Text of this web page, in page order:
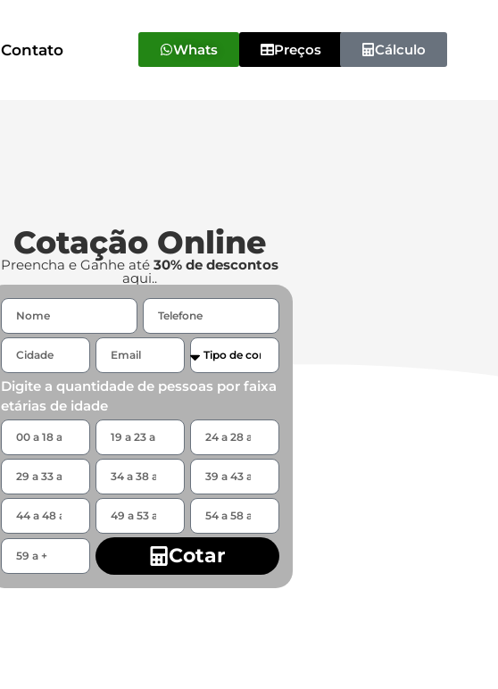
Contato Whats Preços Cálculo
Cotação Online
Preencha e Ganhe até30% de descontos
aqui..
Digite a quantidade de pessoas por faixa
etárias de idade
Cotar